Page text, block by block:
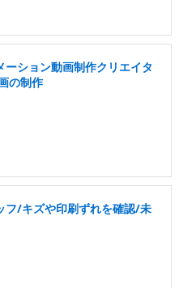
ーション動画制作クリエイタ
の制作
フ/キズや印刷ずれを確認/未